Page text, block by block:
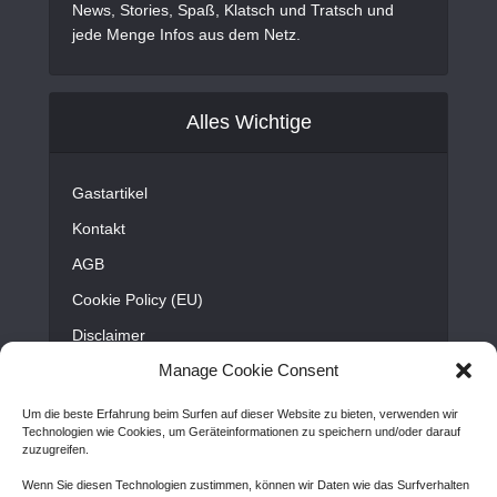
Manage Cookie Consent
Um die beste Erfahrung beim Surfen auf dieser Website zu bieten, verwenden wir
Technologien wie Cookies, um Geräteinformationen zu speichern und/oder darauf
zuzugreifen.
Wenn Sie diesen Technologien zustimmen, können wir Daten wie das Surfverhalten
News, Stories, Spaß, Klatsch und Tratsch und
jede Menge Infos aus dem Netz.
Alles Wichtige
Gastartikel
Kontakt
AGB
Cookie Policy (EU)
Disclaimer
Sitemap
Copyright © Created byAwantego.com. |Hosting: Veryhost.com